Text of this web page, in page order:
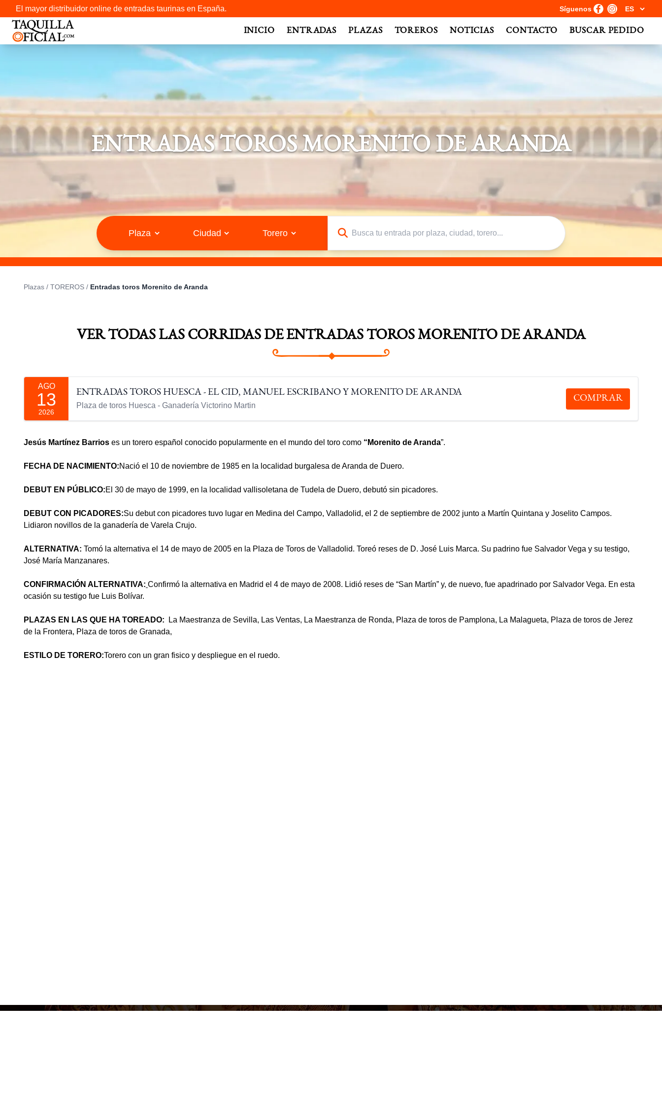
El mayor distribuidor online de entradas taurinas en España. Síguenos
INICIO ENTRADAS PLAZAS TOREROS NOTICIAS CONTACTO BUSCAR PEDIDO
ENTRADAS TOROS MORENITO DE ARANDA
Plazas / TOREROS / Entradas toros Morenito de Aranda
VER TODAS LAS CORRIDAS DE ENTRADAS TOROS MORENITO DE ARANDA
AGO
13
2026
ENTRADAS TOROS HUESCA - EL CID, MANUEL ESCRIBANO Y MORENITO DE ARANDA
Plaza de toros Huesca - Ganadería Victorino Martin
COMPRAR
Jesús Martínez Barrios es un torero español conocido popularmente en el mundo del toro como “Morenito de Aranda”.
FECHA DE NACIMIENTO:Nació el 10 de noviembre de 1985 en la localidad burgalesa de Aranda de Duero.
DEBUT EN PÚBLICO:El 30 de mayo de 1999, en la localidad vallisoletana de Tudela de Duero, debutó sin picadores.
DEBUT CON PICADORES:Su debut con picadores tuvo lugar en Medina del Campo, Valladolid, el 2 de septiembre de 2002 junto a Martín Quintana y Joselito Campos.
Lidiaron novillos de la ganadería de Varela Crujo.
ALTERNATIVA: Tomó la alternativa el 14 de mayo de 2005 en la Plaza de Toros de Valladolid. Toreó reses de D. José Luis Marca. Su padrino fue Salvador Vega y su testigo,
José María Manzanares.
CONFIRMACIÓN ALTERNATIVA: Confirmó la alternativa en Madrid el 4 de mayo de 2008. Lidió reses de “San Martín” y, de nuevo, fue apadrinado por Salvador Vega. En esta
ocasión su testigo fue Luis Bolívar.
PLAZAS EN LAS QUE HA TOREADO:
La Maestranza de Sevilla, Las Ventas, La Maestranza de Ronda, Plaza de toros de Pamplona, La Malagueta, Plaza de toros de Jerez
de la Frontera, Plaza de toros de Granada,
ESTILO DE TORERO:Torero con un gran fisico y despliegue en el ruedo.